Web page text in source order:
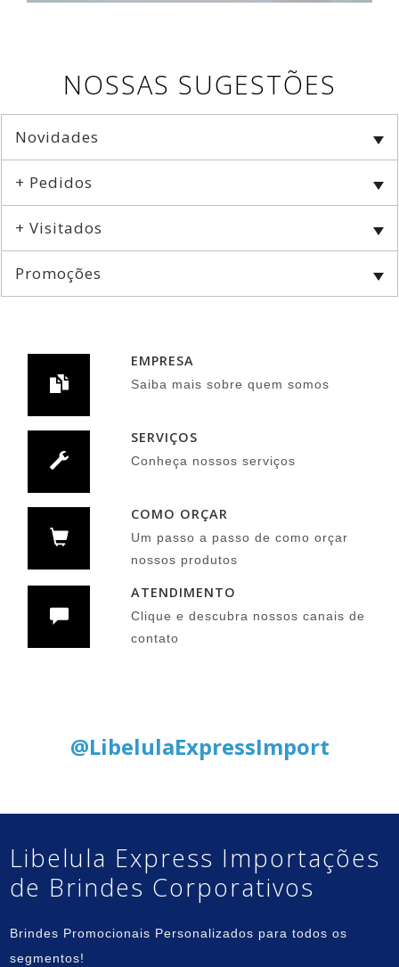
NOSSAS SUGESTÕES
Novidades
+ Pedidos
+ Visitados
Promoções
EMPRESA
Saiba mais sobre quem somos
SERVIÇOS
Conheça nossos serviços
COMO ORÇAR
Um passo a passo de como orçar
nossos produtos
ATENDIMENTO
Clique e descubra nossos canais de
contato
@LibelulaExpressImport
Libelula Express Importações
de Brindes Corporativos
Brindes Promocionais Personalizados para todos os
segmentos!